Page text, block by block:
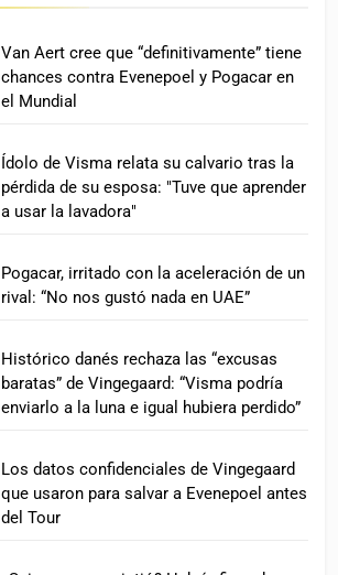
Van Aert cree que “definitivamente” tiene
chances contra Evenepoel y Pogacar en
el Mundial
Ídolo de Visma relata su calvario tras la
pérdida de su esposa: "Tuve que aprender
a usar la lavadora"
Pogacar, irritado con la aceleración de un
rival: “No nos gustó nada en UAE”
Histórico danés rechaza las “excusas
baratas” de Vingegaard: “Visma podría
enviarlo a la luna e igual hubiera perdido”
Los datos confidenciales de Vingegaard
que usaron para salvar a Evenepoel antes
del Tour